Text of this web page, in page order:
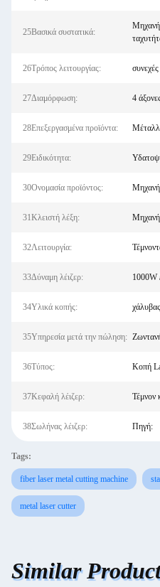
25Βασικά συστατικά:
26Τρόπος λειτουργίας:
27Διαμόρφωση: 4
28Επεξεργασμένα προϊόντα:
29Ειδικότητα:
30Ονομασία προϊόντος: Μηχανή
31Κλειστή λέξη: Μηχανή
32Λειτουργία:
33Δύναμη λέιζερ: 1000W
34Υλικά κοπής:
35Υπηρεσία μετά την πώληση:
36Τύπος: Κοπή
37Κεφαλή λέιζερ: Τέμνον
38Σωλήνας λέιζερ: Πηγή:
Tags:
fiber laser metal cutting machine
metal laser cutter
Similar